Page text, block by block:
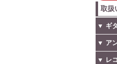
取扱
▼ ギ
▼ ア
▼ レ